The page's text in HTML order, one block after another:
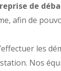
de
afin de
les
Nos